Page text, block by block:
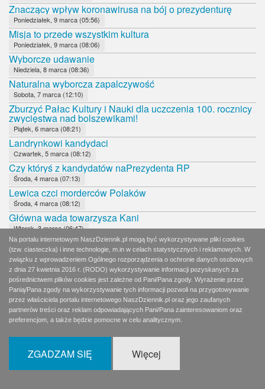
Znaczący wpływ koronawirusa na bój o prezydenturę
Poniedziałek, 9 marca (05:56)
Misja to przede wszystkim kultura
Poniedziałek, 9 marca (08:06)
Wyborcze udawanie
Niedziela, 8 marca (08:36)
Naturalna wyborcza zapalczywość
Sobota, 7 marca (12:10)
Zburzyć Pałac Kultury i Nauki dla uczczenia 100. rocznicy
zwycięstwa nad bolszewikami!
Piątek, 6 marca (08:21)
Landrynkowi kandydaci
Czwartek, 5 marca (08:12)
Czy któryś z kandydatów naPrezydenta RP
Środa, 4 marca (07:13)
Lewica czci morderców Polaków
Środa, 4 marca (08:12)
Główna wada towarzysza Kani
Wtorek, 3 marca (06:47)
Komandor "Czarny"
Wtorek, 3 marca (07:48)
Portret pamięciowy
Poniedziałek, 2 marca (08:10)
A niech sobie protestują
Niedziela, 1 marca (05:36)
Homo sovieticusy w odwrocie
Niedziela, 1 marca (08:17)
Sobota, 29 lutego (06:35)
Na portalu internetowym NaszDziennik.pl mogą być wykorzystywane pliki cookies
(tzw. ciasteczka) i inne technologie, m.in w celach statystycznych i reklamowych. W
związku z wprowadzeniem Ogólnego rozporządzenia o ochronie danych osobowych
z dnia 27 kwietnia 2016 r. (RODO) wykorzystywanie informacji pozyskanych za
pośrednictwem plików cookies jest zależne od Pani/Pana zgody. Wyrażenie przez
Panią/Pana zgody na wykorzystywanie tych informacji pozwoli na przygotowywanie
przez właściciela portalu internetowego NaszDziennik.pl oraz jego zaufanych
partnerów treści oraz reklam odpowiadających Pani/Pana zainteresowaniom oraz
preferencjom, a także będzie pomocne w celu analitycznym.
ZGADZAM SIĘ Więcej